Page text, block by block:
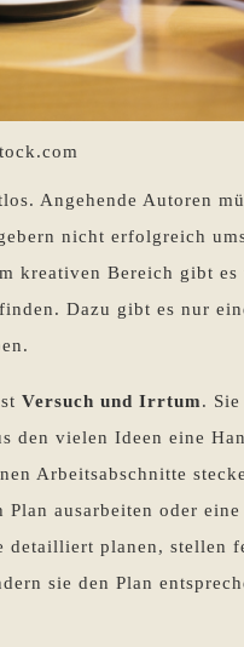
Angehende Autoren
nicht erfolgreich
kreativen Bereich gibt es
Dazu gibt es nur
Versuch und Irrtum.
den vielen Ideen eine
Arbeitsabschnitte
Plan ausarbeiten oder
detailliert planen, stellen
sie den Plan